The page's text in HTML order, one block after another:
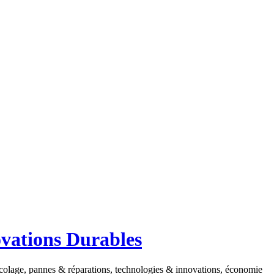
Durables
pannes & réparations, technologies & innovations, économie